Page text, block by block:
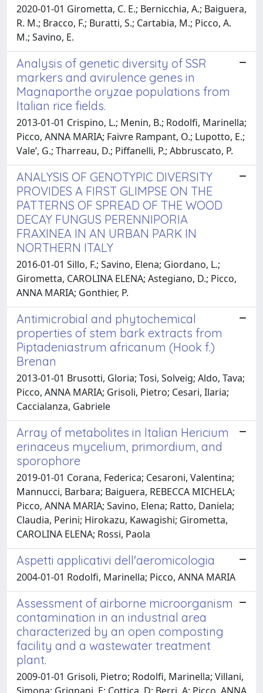
2020-01-01 Girometta, C. E.; Bernicchia, A.; Baiguera,
R. M.; Bracco, F.; Buratti, S.; Cartabia, M.; Picco, A.
M.; Savino, E.
Analysis of genetic diversity of SSR
markers and avirulence genes in
Magnaporthe oryzae populations from
Italian rice fields.
2013-01-01 Crispino, L.; Menin, B.; Rodolfi, Marinella;
Picco, ANNA MARIA; Faivre Rampant, O.; Lupotto, E.;
Vale’, G.; Tharreau, D.; Piffanelli, P.; Abbruscato, P.
ANALYSIS OF GENOTYPIC DIVERSITY
PROVIDES A FIRST GLIMPSE ON THE
PATTERNS OF SPREAD OF THE WOOD
DECAY FUNGUS PERENNIPORIA
FRAXINEA IN AN URBAN PARK IN
NORTHERN ITALY
2016-01-01 Sillo, F.; Savino, Elena; Giordano, L.;
Girometta, CAROLINA ELENA; Astegiano, D.; Picco,
ANNA MARIA; Gonthier, P.
Antimicrobial and phytochemical
properties of stem bark extracts from
Piptadeniastrum africanum (Hook f.)
Brenan
2013-01-01 Brusotti, Gloria; Tosi, Solveig; Aldo, Tava;
Picco, ANNA MARIA; Grisoli, Pietro; Cesari, Ilaria;
Caccialanza, Gabriele
Array of metabolites in Italian Hericium
erinaceus mycelium, primordium, and
sporophore
2019-01-01 Corana, Federica; Cesaroni, Valentina;
Mannucci, Barbara; Baiguera, REBECCA MICHELA;
Picco, ANNA MARIA; Savino, Elena; Ratto, Daniela;
Claudia, Perini; Hirokazu, Kawagishi; Girometta,
CAROLINA ELENA; Rossi, Paola
Aspetti applicativi dell'aeromicologia
2004-01-01 Rodolfi, Marinella; Picco, ANNA MARIA
Assessment of airborne microorganism
contamination in an industrial area
characterized by an open composting
facility and a wastewater treatment
plant.
2009-01-01 Grisoli, Pietro; Rodolfi, Marinella; Villani,